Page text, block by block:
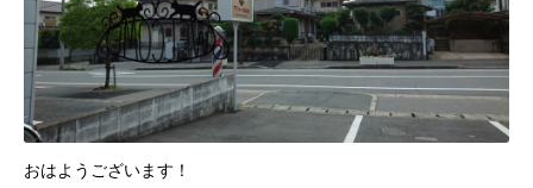
おはようございます！